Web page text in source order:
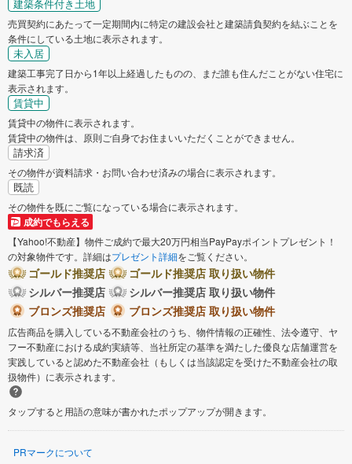
建築条件付き土地
売買契約にあたって一定期間内に特定の建設会社と建築請負契約を結ぶことを
条件にしている土地に表示されます。
未入居
建築工事完了日から1年以上経過したものの、まだ誰も住んだことがない住宅に
表示されます。
賃貸中
賃貸中の物件に表示されます。
賃貸中の物件は、原則ご自身でお住まいいただくことができません。
請求済
その物件が資料請求・お問い合わせ済みの場合に表示されます。
既読
その物件を既にご覧になっている場合に表示されます。
成約でもらえる
【Yahoo!不動産】物件ご成約で最大20万円相当PayPayポイントプレゼント！
の対象物件です。詳細はプレゼント詳細をご覧ください。
ゴールド推奨店
ゴールド推奨店 取り扱い物件
シルバー推奨店
シルバー推奨店 取り扱い物件
ブロンズ推奨店
ブロンズ推奨店 取り扱い物件
広告商品を購入している不動産会社のうち、物件情報の正確性、法令遵守、ヤ
フー不動産における成約実績等、当社所定の基準を満たした優良な店舗運営を
実践していると認めた不動産会社（もしくは当該認定を受けた不動産会社の取
扱物件）に表示されます。
タップすると用語の意味が書かれたポップアップが開きます。
PRマークについて